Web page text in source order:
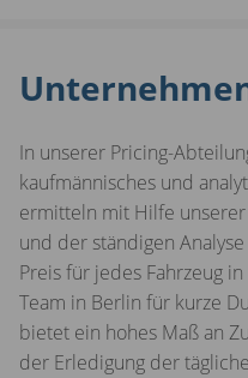
In unserer Pricing-
kaufmännisches und
ermitteln mit Hilfe
und der ständigen
Preis für jedes Fahrzeug
Team in Berlin für kurze
bietet ein hohes Maß an
der Erledigung der